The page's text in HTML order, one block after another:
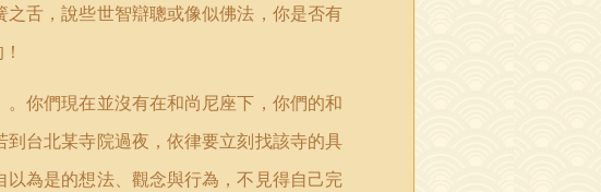
舌，說些世智辯聰或像似佛法，你是否有
你們現在並沒有在和尚尼座下，你們的和
台北某寺院過夜，依律要立刻找該寺的具
為是的想法、觀念與行為，不見得自己完